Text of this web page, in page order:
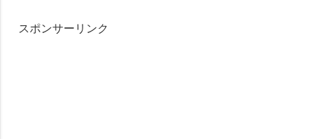
スポンサーリンク